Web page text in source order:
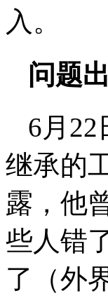
入。
问题
6月
继承的
露，他
些人错
了（外